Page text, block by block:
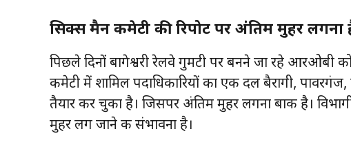
सिक्स मैन कमेटी की रिपोर्ट पर अंतिम मुहर लगना
पिछले दिनों बागेश्वरी रेलवे गुमटी पर बनने जा रहे आरओबी
कमेटी में शामिल पदाधिकारियों का एक दल बैरागी, पावरगंज,
तैयार कर चुका है। जिसपर अंतिम मुहर लगना बाकी है।
मुहर लग जाने की संभावना है।